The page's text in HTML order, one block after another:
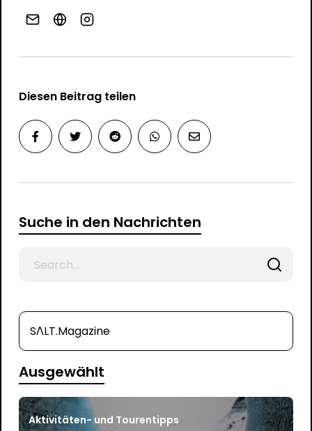
Diesen Beitrag teilen
Suche in den Nachrichten
SΛLT.Magazine
Ausgewählt
Aktivitäten- und Tourentipps